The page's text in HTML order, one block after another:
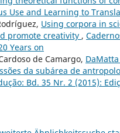
Use and Learning to
Using corpora in
promote creativity ,
Years on
de Camargo,
da subárea de
Bd. 35 Nr. 2 (2015):